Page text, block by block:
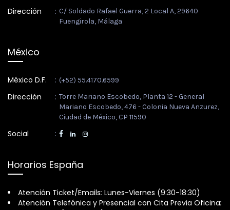
Dirección : C/ Soldado Rafael Guerra, 2 Local A, 29640
Fuengirola, Málaga
México
México D.F. : (+52) 55.4170.6599
Dirección : Torre Mariano Escobedo, Planta 12 - General
Mariano Escobedo, 476 - Colonia Nueva Anzurez,
Ciudad de México, CP 11590
Social :
Horarios España
Atención Ticket/Emails: Lunes-Viernes (9:30-18:30)
Atención Telefónica y Presencial con Cita Previa Oficina: